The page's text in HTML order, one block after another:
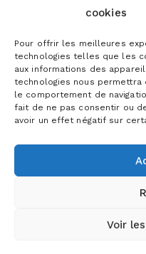
cookies
Pour offrir les meilleures
technologies telles que les
aux informations des
technologies nous
le comportement de
fait de ne pas consentir ou
avoir un effet négatif sur
Voir
Expérience utilisateur
Jennifer Lawrence
Marketing centré sur le
Promotion originale
Tendances marketing